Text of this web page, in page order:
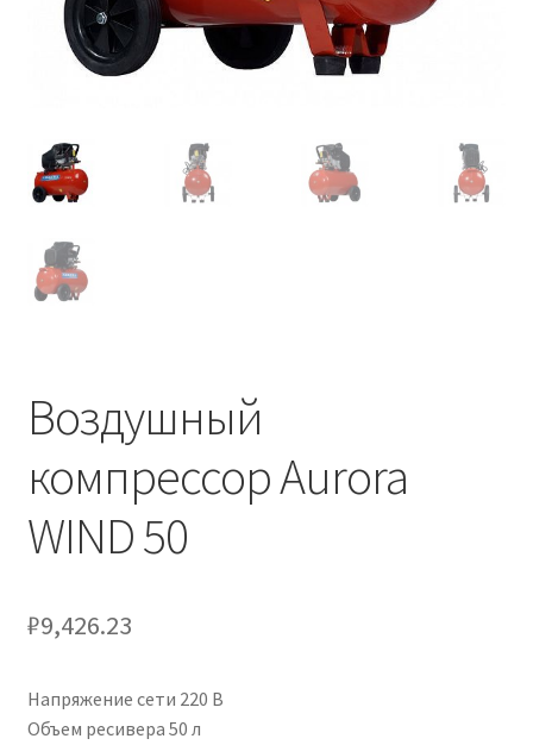
Воздушный
компрессор Aurora
WIND 50
₽9,426.23
Напряжение сети 220 В
Объем ресивера 50 л